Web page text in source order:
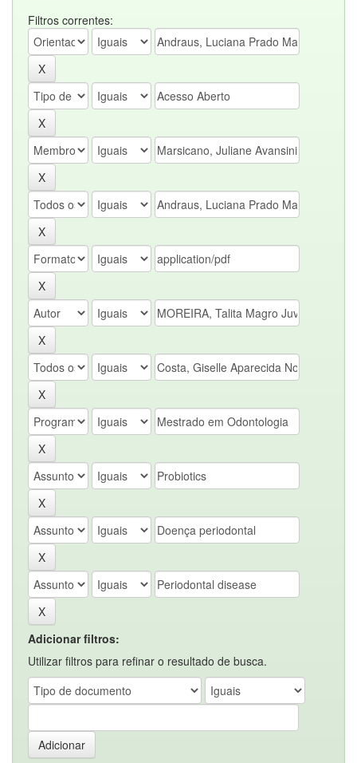
Filtros correntes:
Adicionar filtros:
Utilizar filtros para refinar o resultado de busca.